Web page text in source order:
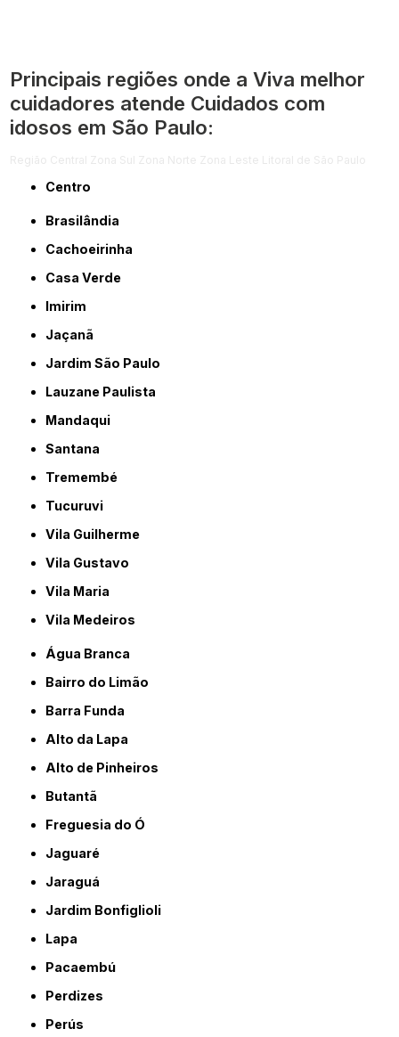
Principais regiões onde a Viva melhor
cuidadores atende Cuidados com
idosos em São Paulo:
Centro
Brasilândia
Cachoeirinha
Casa Verde
Imirim
Jaçanã
Jardim São Paulo
Lauzane Paulista
Mandaqui
Santana
Tremembé
Tucuruvi
Vila Guilherme
Vila Gustavo
Vila Maria
Vila Medeiros
Água Branca
Bairro do Limão
Barra Funda
Alto da Lapa
Alto de Pinheiros
Butantã
Freguesia do Ó
Jaguaré
Jaraguá
Jardim Bonfiglioli
Lapa
Pacaembú
Perdizes
Perús